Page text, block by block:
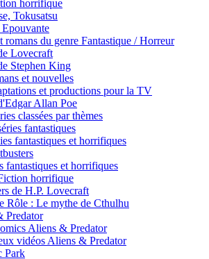
horrifique
Tokusatsu
romans du genre Fantastique / Horreur
Lovecraft
Stephen King
et nouvelles
et productions pour la TV
Allan Poe
classées par thèmes
fantastiques
fantastiques et horrifiques
fantastiques et horrifiques
horrifique
de H.P. Lovecraft
Rôle : Le mythe de Cthulhu
Predator
Aliens & Predator
vidéos Aliens & Predator
Park